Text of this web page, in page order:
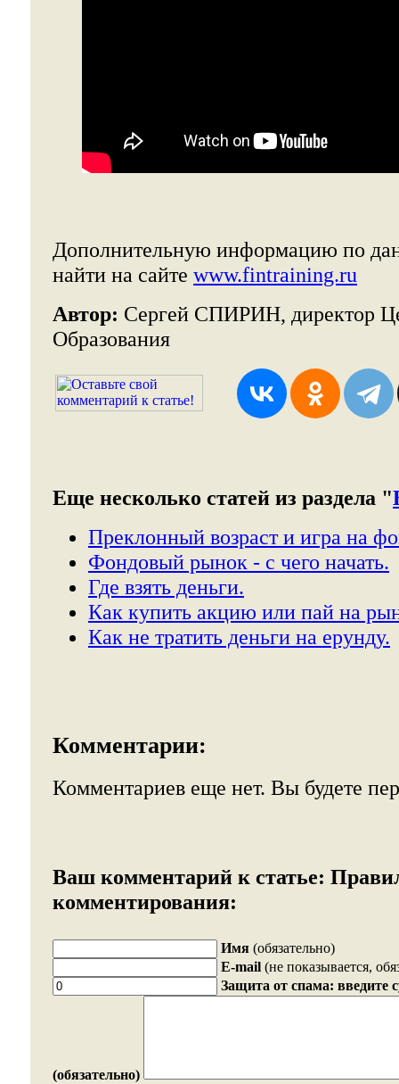
Дополнительную информацию по
найти на сайте www.fintraining.ru
Автор: Сергей СПИРИН, директор
Образования
Еще несколько статей из раздела "
Преклонный возраст и игра на
Фондовый рынок - с чего начать.
Где взять деньги.
Как купить акцию или пай на
Как не тратить деньги на ерунду.
Комментарии:
Комментариев еще нет. Вы будете
Ваш комментарий к статье:
комментирования:
Имя (обязательно)
E-mail (не показывается,
Защита от спама: введите
(обязательно)